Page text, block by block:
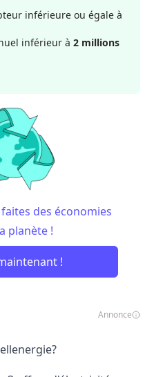
inférieure ou égale à
inférieur à 2 millions
des économies
planète !
!
Annonce